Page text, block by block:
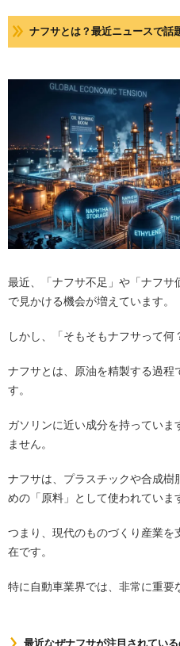
ナフサとは？最近ニュースで話
最近、「ナフサ不足」や「ナフサ
で見かける機会が増えています。
しかし、「そもそもナフサって何
ナフサとは、原油を精製する過
す。
ガソリンに近い成分を持っていま
ません。
ナフサは、プラスチックや合成樹
めの「原料」として使われていま
つまり、現代のものづくり産業を
在です。
特に自動車業界では、非常に重要
最近なぜナフサが注目されてい